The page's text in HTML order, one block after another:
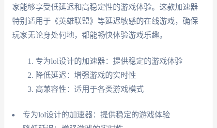
家能够享受低延迟和高稳定性的游戏体验。这款加速器
特别适用于《英雄联盟》等延迟敏感的在线游戏，确保
玩家无论身处何地，都能畅快体验游戏乐趣。
专为lol设计的加速器：提供稳定的游戏体验
降低延迟：增强游戏的实时性
高兼容性：适用于各类游戏模式
专为lol设计的加速器：提供稳定的游戏体验